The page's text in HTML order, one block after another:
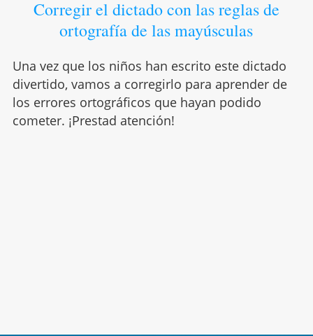
Corregir el dictado con las reglas de
ortografía de las mayúsculas
Una vez que los niños han escrito este dictado
divertido, vamos a corregirlo para aprender de
los errores ortográficos que hayan podido
cometer. ¡Prestad atención!